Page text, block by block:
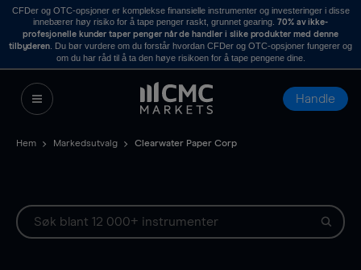
CFDer og OTC-opsjoner er komplekse finansielle instrumenter og investeringer i disse
innebærer høy risiko for å tape penger raskt, grunnet gearing. 70% av ikke-
profesjonelle kunder taper penger når de handler i slike produkter med denne
tilbyderen . Du bør vurdere om du forstår hvordan CFDer og OTC-opsjoner fungerer og
om du har råd til å ta den høye risikoen for å tape pengene dine.
Handle
Hem Markedsutvalg Clearwater Paper Corp